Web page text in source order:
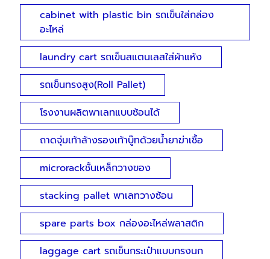
cabinet with plastic bin รถเข็นใส่กล่อง
อะไหล่
laundry cart รถเข็นสแตนเลสใส่ผ้าแห้ง
รถเข็นทรงสูง(Roll Pallet)
โรงงานผลิตพาเลทแบบซ้อนได้
ถาดจุ่มเท้าล้างรองเท้าบู๊ทด้วยน้ำยาฆ่าเชื้อ
microrackชั้นเหล็กวางของ
stacking pallet พาเลทวางซ้อน
spare parts box กล่องอะไหล่พลาสติก
laggage cart รถเข็นกระเป๋าแบบกรงนก